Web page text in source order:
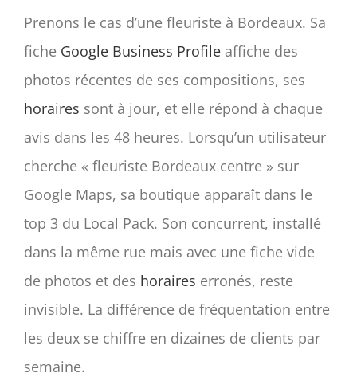
Prenons le cas d’une fleuriste à Bordeaux. Sa
fiche Google Business Profile affiche des
photos récentes de ses compositions, ses
horaires sont à jour, et elle répond à chaque
avis dans les 48 heures. Lorsqu’un utilisateur
cherche « fleuriste Bordeaux centre » sur
Google Maps, sa boutique apparaît dans le
top 3 du Local Pack. Son concurrent, installé
dans la même rue mais avec une fiche vide
de photos et des horaires erronés, reste
invisible. La différence de fréquentation entre
les deux se chiffre en dizaines de clients par
semaine.